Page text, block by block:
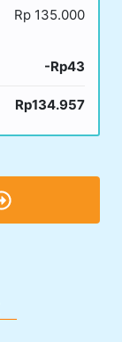
Rp 135.000
-Rp43
Rp134.957